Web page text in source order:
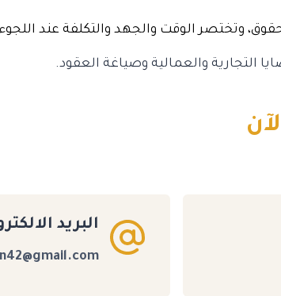
وتختصر الوقت والجهد والتكلفة عند
التجارية والعمالية وصياغة العقود.
البريد